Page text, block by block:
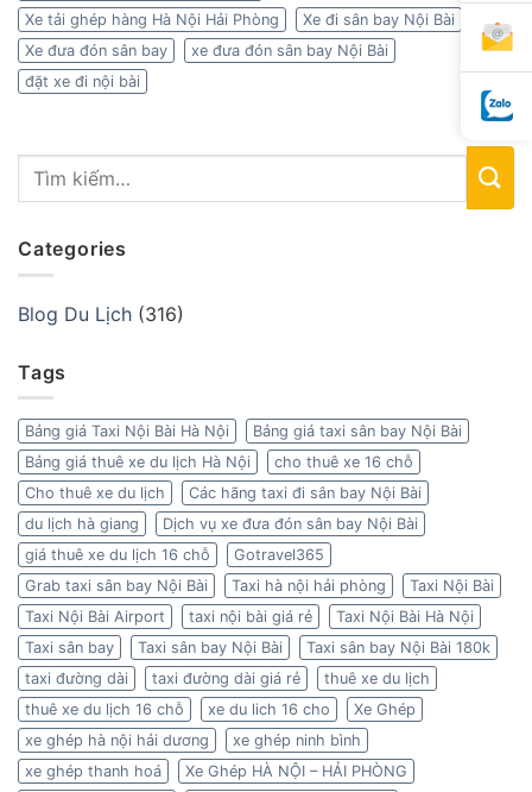
Xe tải ghép hàng Hà Nội Hải Phòng
Xe đi sân bay Nội Bài
Xe đưa đón sân bay
xe đưa đón sân bay Nội Bài
đặt xe đi nội bài
Categories
Blog Du Lịch (316)
Tags
Bảng giá Taxi Nội Bài Hà Nội
Bảng giá taxi sân bay Nội Bài
Bảng giá thuê xe du lịch Hà Nội
cho thuê xe 16 chỗ
Cho thuê xe du lịch
Các hãng taxi đi sân bay Nội Bài
du lịch hà giang
Dịch vụ xe đưa đón sân bay Nội Bài
giá thuê xe du lịch 16 chỗ
Gotravel365
Grab taxi sân bay Nội Bài
Taxi hà nội hải phòng
Taxi Nội Bài
Taxi Nội Bài Airport
taxi nội bài giá rẻ
Taxi Nội Bài Hà Nội
Taxi sân bay
Taxi sân bay Nội Bài
Taxi sân bay Nội Bài 180k
taxi đường dài
taxi đường dài giá rẻ
thuê xe du lịch
thuê xe du lịch 16 chỗ
xe du lich 16 cho
Xe Ghép
xe ghép hà nội hải dương
xe ghép ninh bình
xe ghép thanh hoá
Xe Ghép HÀ NỘI – HẢI PHÒNG